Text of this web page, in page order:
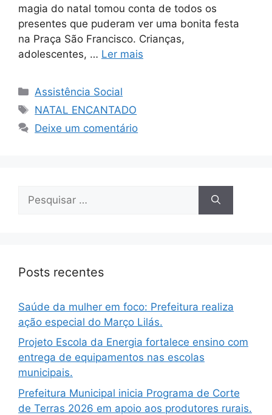
magia do natal tomou conta de todos os
presentes que puderam ver uma bonita festa
na Praça São Francisco. Crianças,
adolescentes, … Ler mais
Assistência Social
NATAL ENCANTADO
Deixe um comentário
Posts recentes
Saúde da mulher em foco: Prefeitura realiza
ação especial do Março Lilás.
Projeto Escola da Energia fortalece ensino com
entrega de equipamentos nas escolas
municipais.
Prefeitura Municipal inicia Programa de Corte
de Terras 2026 em apoio aos produtores rurais.